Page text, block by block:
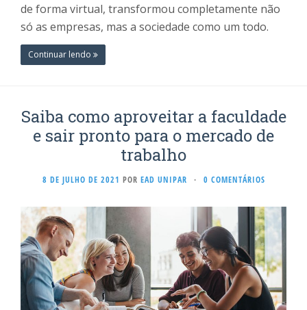
de forma virtual, transformou completamente não
só as empresas, mas a sociedade como um todo.
Continuar lendo
Saiba como aproveitar a faculdade
e sair pronto para o mercado de
trabalho
8 DE JULHO DE 2021 POR EAD UNIPAR · 0 COMENTÁRIOS